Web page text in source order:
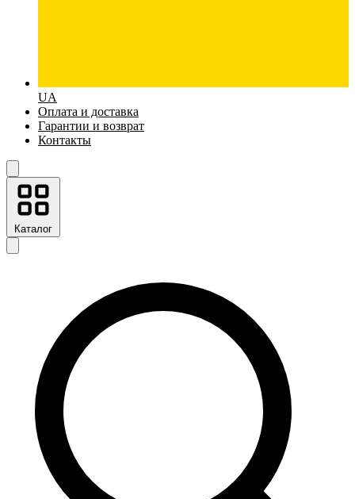
UA
Оплата и доставка
Гарантии и возврат
Контакты
Каталог